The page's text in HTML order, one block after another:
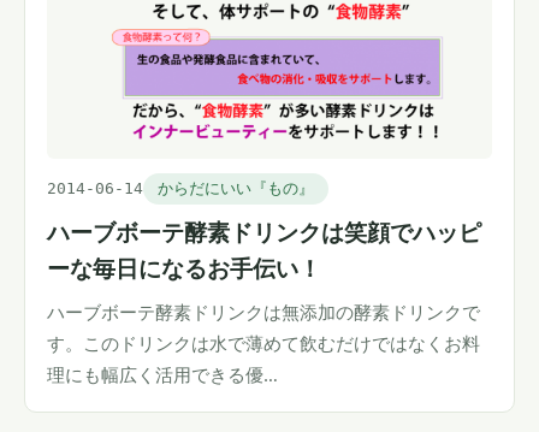
2014-06-14 からだにいい『もの』
ハーブボーテ酵素ドリンクは笑顔でハッピ
ーな毎日になるお手伝い！
ハーブボーテ酵素ドリンクは無添加の酵素ドリンクで
す。このドリンクは水で薄めて飲むだけではなくお料
理にも幅広く活用できる優…